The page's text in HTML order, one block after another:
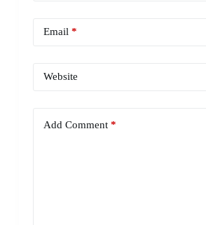
Email*
Website
Add Comment*